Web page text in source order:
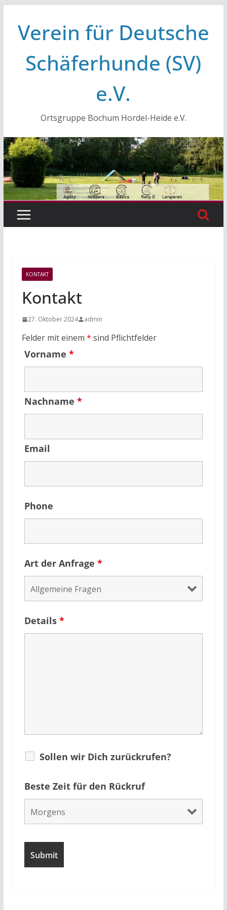
Inhalt
springen
Verein für Deutsche
Schäferhunde (SV)
e.V.
Ortsgruppe Bochum Hordel-Heide e.V.
KONTAKT
Kontakt
27. Oktober 2024 admin
Felder mit einem * sind Pflichtfelder
Vorname *
Nachname *
Email
Phone
Art der Anfrage *
Details *
Sollen wir Dich zurückrufen?
Beste Zeit für den Rückruf